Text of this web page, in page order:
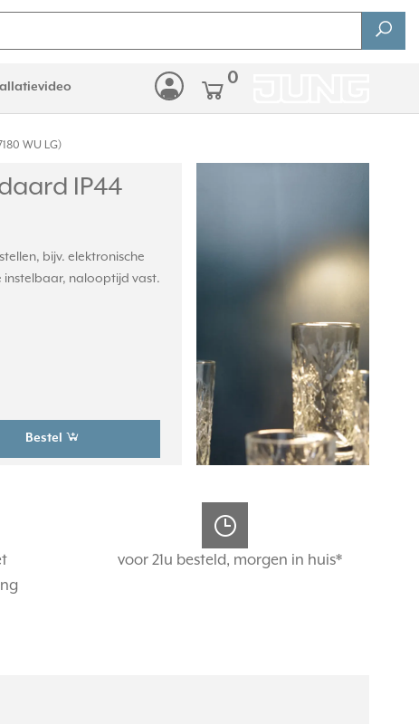
0
WU LG)
IP44
bijv. elektronische
instelbaar, nalooptijd vast.
Bestel
voor 21u besteld, morgen in huis*